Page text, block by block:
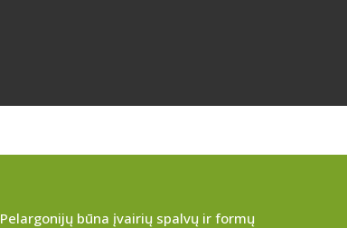
Pelargonijų būna įvairių spalvų ir formų